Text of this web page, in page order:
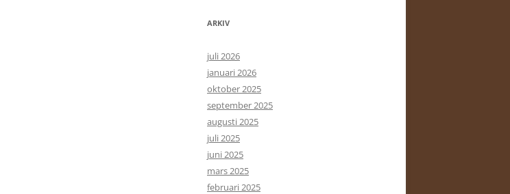
ARKIV
juli 2026
januari 2026
oktober 2025
september 2025
augusti 2025
juli 2025
juni 2025
mars 2025
februari 2025